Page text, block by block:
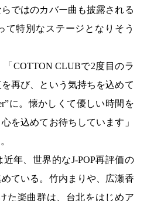
ではのカバー曲も披露される
て特別なステージとなりそう
COTTON CLUBで2度目のラ
再び、という気持ちを込めて
に。懐かしくて優しい時間を
を込めてお待ちしています」
年、世界的なJ-POP再評価の
ている。竹内まりや、広瀬香
た楽曲群は、台北をはじめア